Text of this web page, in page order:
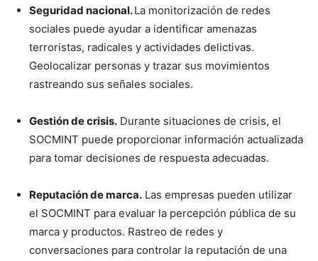
Seguridad nacional.La monitorización de redes
sociales puede ayudar a identificar amenazas
terroristas, radicales y actividades delictivas.
Geolocalizar personas y trazar sus movimientos
rastreando sus señales sociales.
Gestión de crisis. Durante situaciones de crisis, el
SOCMINT puede proporcionar información actualizada
para tomar decisiones de respuesta adecuadas.
Reputación de marca. Las empresas pueden utilizar
el SOCMINT para evaluar la percepción pública de su
marca y productos. Rastreo de redes y
conversaciones para controlar la reputación de una